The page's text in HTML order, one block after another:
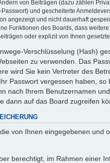
von Beiträgen (dazu zählen
und gescheiterte
angezeigt und nicht dauerhaft
Funktionen des Boards, dass
oder explizit von Ihnen
Verschlüsselung (Hash)
zu verwenden. Das
wird Sie kein Vertreter des
Passwort vergessen haben,
nach Ihrem Benutzernamen
dann auf das Board zugreifen
von Ihnen eingegebenen
berechtigt, im Rahmen einer